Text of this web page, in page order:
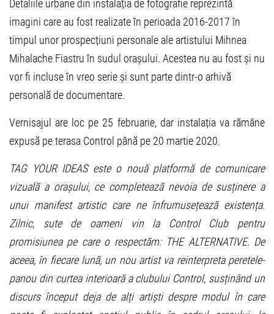
Detaliile urbane din instalația de fotografie reprezintă
imagini care au fost realizate în perioada 2016-2017 în
timpul unor prospecțiuni personale ale artistului Mihnea
Mihalache Fiastru în sudul orașului. Acestea nu au fost și nu
vor fi incluse în vreo serie și sunt parte dintr-o arhivă
personală de documentare.
Vernisajul are loc pe 25 februarie, dar instalația va rămâne
expusă pe terasa Control până pe 20 martie 2020.
TAG YOUR IDEAS este o nouă platformă de comunicare
vizuală a orașului, ce completează nevoia de susținere a
unui manifest artistic care ne înfrumusețează existența.
Zilnic, sute de oameni vin la Control Club pentru
promisiunea pe care o respectăm: THE ALTERNATIVE. De
aceea, în fiecare lună, un nou artist va reinterpreta peretele-
panou din curtea interioară a clubului Control, susținând un
discurs început deja de alți artiști despre modul în care